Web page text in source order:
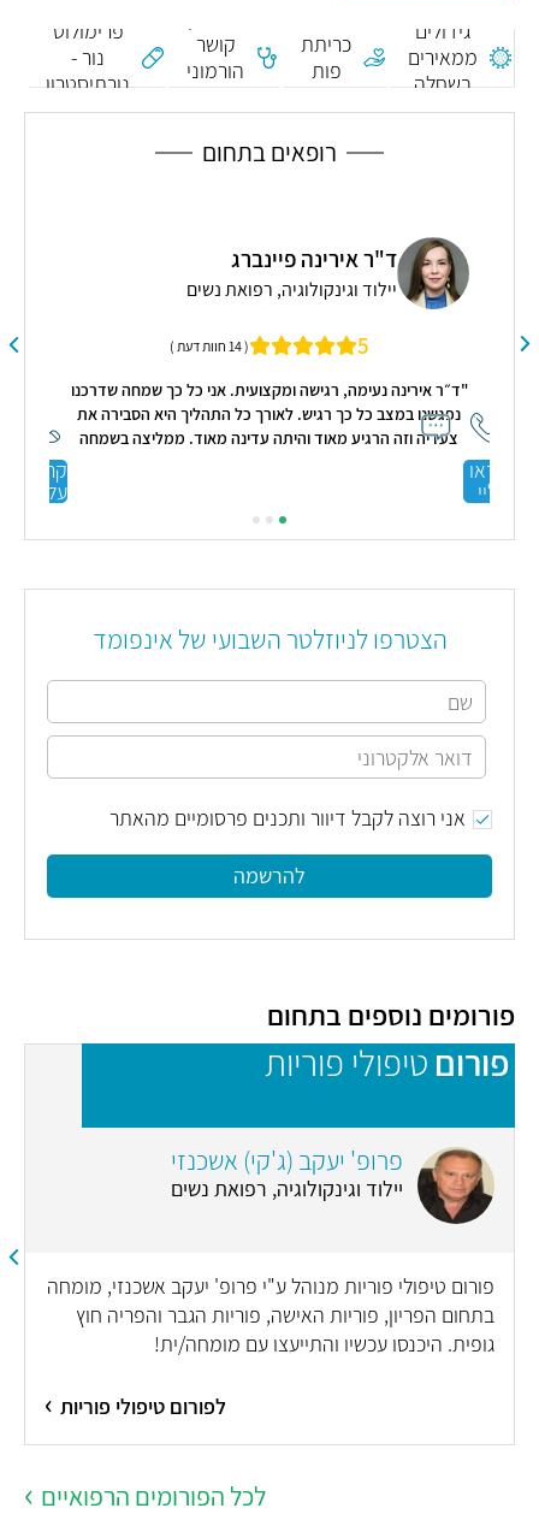
גידולים
ממאירים
בשחלה
כריתת
פות
קושר
הורמוני
מין
פרימולוט
נור -
נורתיסטרון
רופאים בתחום
קראו
עליי
ד"ר אירינה פיינברג
יילוד וגינקולוגיה, רפואת נשים
5 ( 14 חוות דעת )
"ד״ר אירינה נעימה, רגישה ומקצועית. אני כל כך שמחה שדרכנו
נפגשנו במצב כל כך רגיש. לאורך כל התהליך היא הסבירה את
צעדיה וזה הרגיע מאוד והיתה עדינה מאוד. ממליצה בשמחה
קראו
עליי
הצטרפו לניוזלטר השבועי של אינפומד
אני רוצה לקבל דיוור ותכנים פרסומיים מהאתר
להרשמה
פורומים נוספים בתחום
פורום טיפולי פוריות
פרופ' יעקב (ג'קי) אשכנזי
יילוד וגינקולוגיה, רפואת נשים
פורום טיפולי פוריות מנוהל ע"י פרופ' יעקב אשכנזי, מומחה
בתחום הפריון, פוריות האישה, פוריות הגבר והפריה חוץ
גופית. היכנסו עכשיו והתייעצו עם מומחה/ית!
לפורום טיפולי פוריות
לכל הפורומים הרפואיים